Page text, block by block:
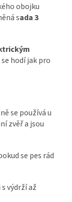
obojku
sada 3
hodí jak pro
se používá u
zvěř a jsou
se pes rád
výdrží až